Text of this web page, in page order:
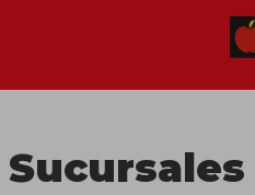
Sucursales